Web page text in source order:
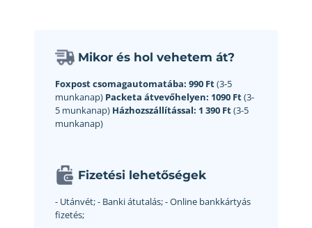
Mikor és hol vehetem át?
Foxpost csomagautomatába: 990 Ft(3-5
munkanap) Packeta átvevőhelyen: 1090 Ft(3-
5 munkanap) Házhozszállítással: 1 390 Ft(3-5
munkanap)
Fizetési lehetőségek
- Utánvét;- Banki átutalás;- Online bankkártyás
fizetés;